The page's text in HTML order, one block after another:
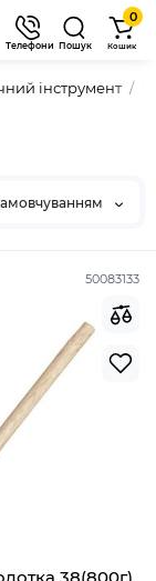
Телефони Пошук
0
Кошик
інструмент
50083133